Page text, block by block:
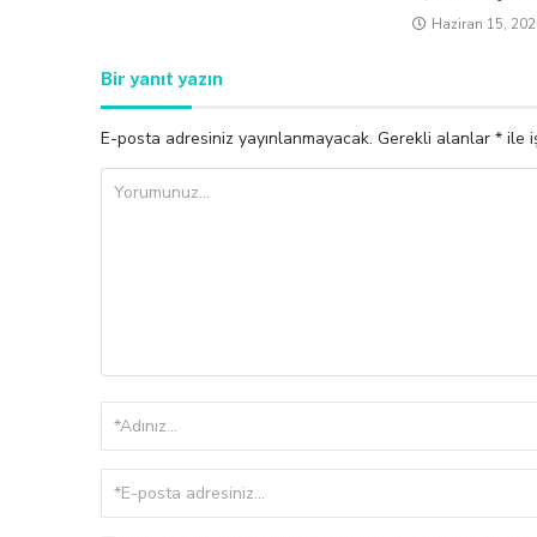
Haziran 15,
Bir yanıt yazın
E-posta adresiniz yayınlanmayacak. Gerekli alanlar * ile